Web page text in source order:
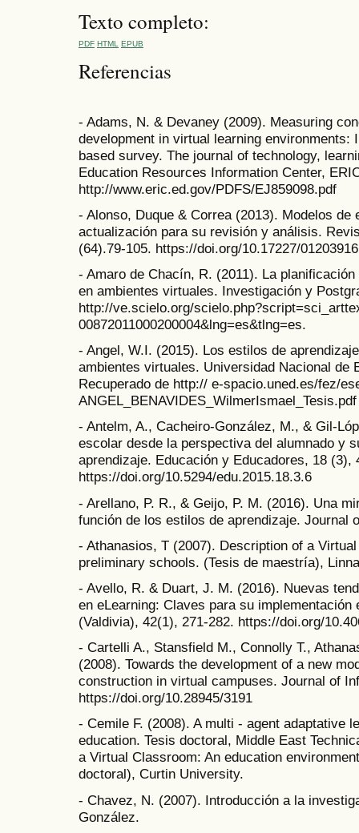
Texto completo:
PDF HTML EPUB
Referencias
- Adams, N. & Devaney (2009). Measuring
development in virtual learning environments:
based survey. The journal of technology,
Education Resources Information Center,
http://www.eric.ed.gov/PDFS/EJ859098.pdf
- Alonso, Duque & Correa (2013). Modelos de
actualización para su revisión y análisis.
(64).79-105. https://doi.org/10.17227/
- Amaro de Chacín, R. (2011). La
en ambientes virtuales. Investigación y
http://ve.scielo.org/
00872011000200004&lng=es&tlng=es.
- Angel, W.I. (2015). Los estilos de
ambientes virtuales. Universidad Nacional de
Recuperado de http:// e-spacio.uned.es/fez/
ANGEL_BENAVIDES_WilmerIsmael_Tesis.pdf
- Antelm, A., Cacheiro-González, M., & Gil-
escolar desde la perspectiva del alumnado y
aprendizaje. Educación y Educadores, 18 (3),
https://doi.org/10.5294/edu.2015.18.3.6
- Arellano, P. R., & Geijo, P. M. (2016). Una
función de los estilos de aprendizaje. Journal
- Athanasios, T (2007). Description of a
preliminary schools. (Tesis de maestría),
- Avello, R. & Duart, J. M. (2016). Nuevas
en eLearning: Claves para su
(Valdivia), 42(1), 271-282. https://doi.org/
- Cartelli A., Stansfield M., Connolly T.,
(2008). Towards the development of a new
construction in virtual campuses. Journal of
https://doi.org/10.28945/3191
- Cemile F. (2008). A multi - agent adaptative
education. Tesis doctoral, Middle East
a Virtual Classroom: An education
doctoral), Curtin University.
- Chavez, N. (2007). Introducción a la
González.